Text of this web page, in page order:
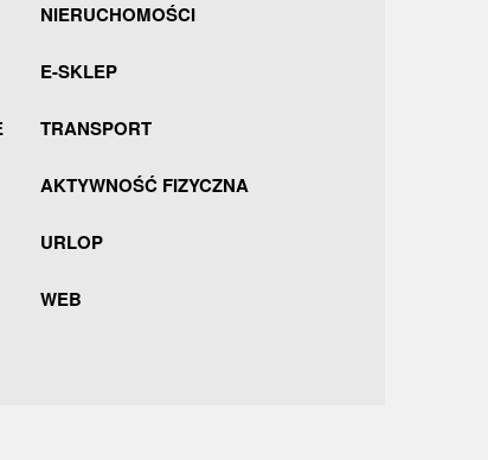
NIERUCHOMOŚCI
E-SKLEP
TRANSPORT
AKTYWNOŚĆ FIZYCZNA
URLOP
WEB